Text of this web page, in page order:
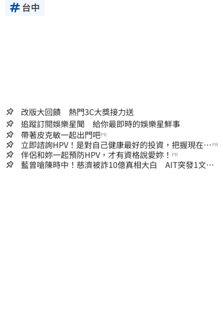
台中
改版大回饋 熱門3C大獎接力送
追蹤訂閱娛樂星聞 給你最即時的娛樂星鮮事
帶著皮克敏一起出門吧PR
立即諮詢HPV！是對自己健康最好的投資，把握現在不
嫌晚！
PR
伴侶和妳一起預防HPV，才有資格說愛妳！ PR
藍曾嗆陳時中！慈濟被詐10億真相大白 AIT突發1文酸